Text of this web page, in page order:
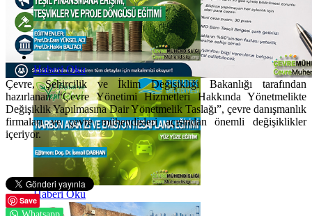
Haberi Oku
Haberi Oku
Çevre, Şehircilik ve İklim Değişikliği Bakanlığı tarafından
hazırlanan “Çevre Yönetimi Hizmetleri Hakkında Yönetmelikte
Değişiklik Yapılmasına Dair Yönetmelik Taslağı”, çevre danışmanlık
firmaları ve çevre mühendisleri açısından önemli değişiklikler
içeriyor.
Save